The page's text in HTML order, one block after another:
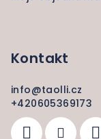
Kontakt
info@taolli.cz
+420605369173